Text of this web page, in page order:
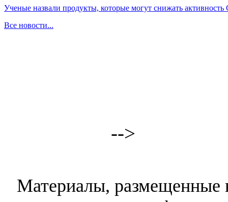
Ученые назвали продукты, которые могут снижать
Все новости...
-->
Материалы, размещенные